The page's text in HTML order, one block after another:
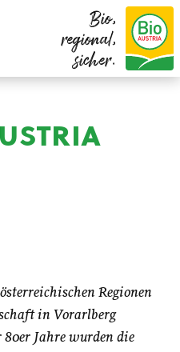
Bio,
regional,
sicher.
Regionen
in Vorarlberg
Jahre wurden die